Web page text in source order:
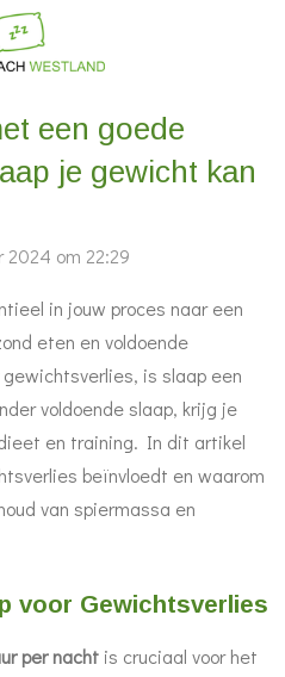
een goede
je gewicht kan
2024 om 22:29
in jouw proces naar een
eten en voldoende
is slaap een
voldoende slaap, krijg je
en training. In dit artikel
beïnvloedt en waarom
van spiermassa en
voor Gewichtsverlies
per nacht is cruciaal voor het